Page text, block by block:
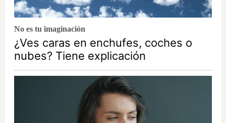
No es tu imaginación
¿Ves caras en enchufes, coches o
nubes? Tiene explicación